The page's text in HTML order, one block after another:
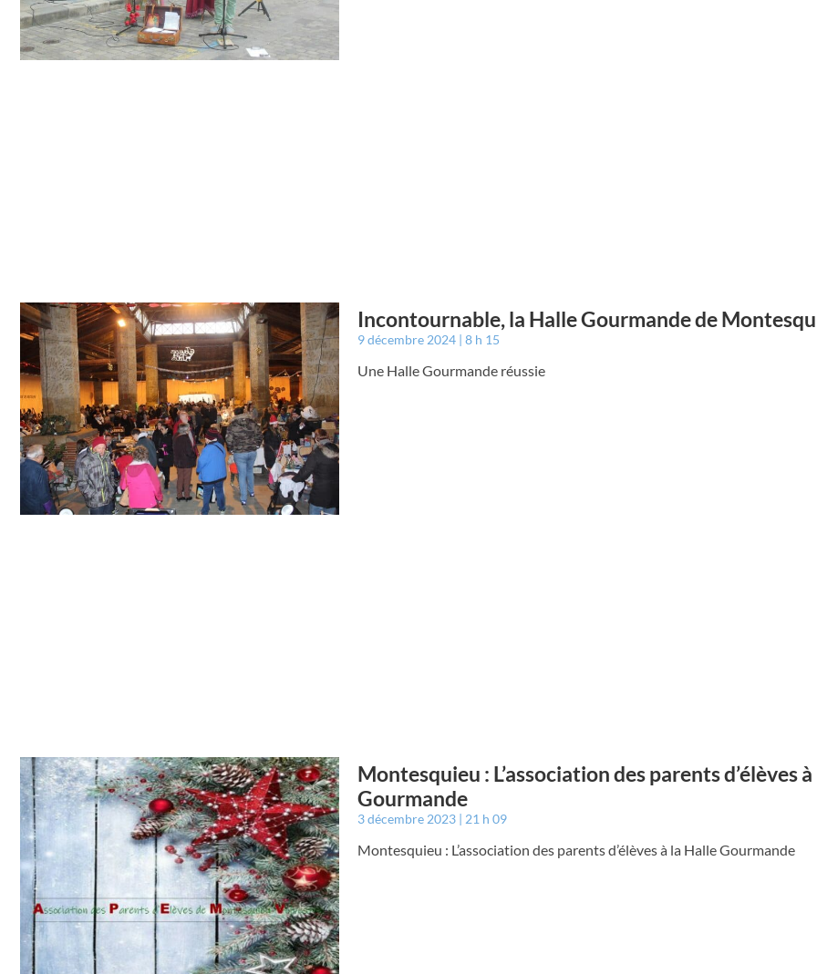
Incontournable, la Halle Gourmande de
9 décembre 2024 8 h 15
Une Halle Gourmande réussie
Montesquieu : L’association des parents d’élèves
Gourmande
3 décembre 2023 21 h 09
Montesquieu : L’association des parents d’élèves à la Halle Gourmande